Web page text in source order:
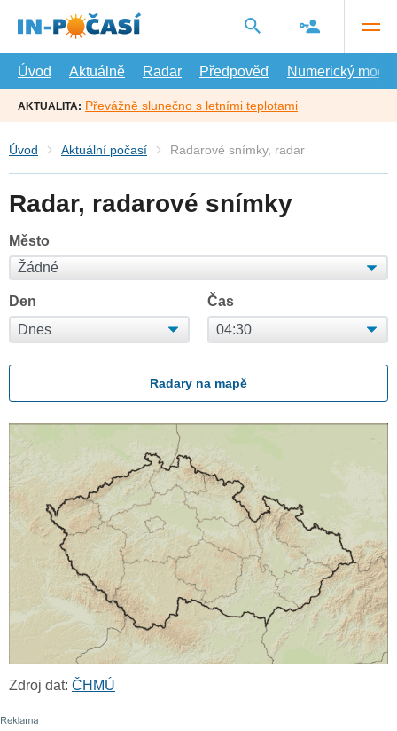
hlavní
Úvod
Aktuálně Radar Předpověď Numerický model
AKTUALITA: Převážně slunečno s letními teplotami
Úvod Aktuální počasí Radarové snímky, radar
Radar, radarové snímky
Město
Den Čas
Radary na mapě
Zdroj dat: ČHMÚ